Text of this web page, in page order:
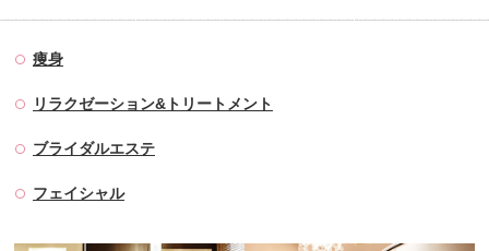
痩身
リラクゼーション&トリートメント
ブライダルエステ
フェイシャル